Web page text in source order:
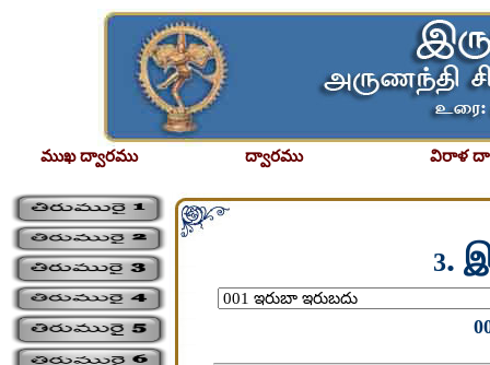
ముఖ ద్వారము ద్వారము విరాళ
3.